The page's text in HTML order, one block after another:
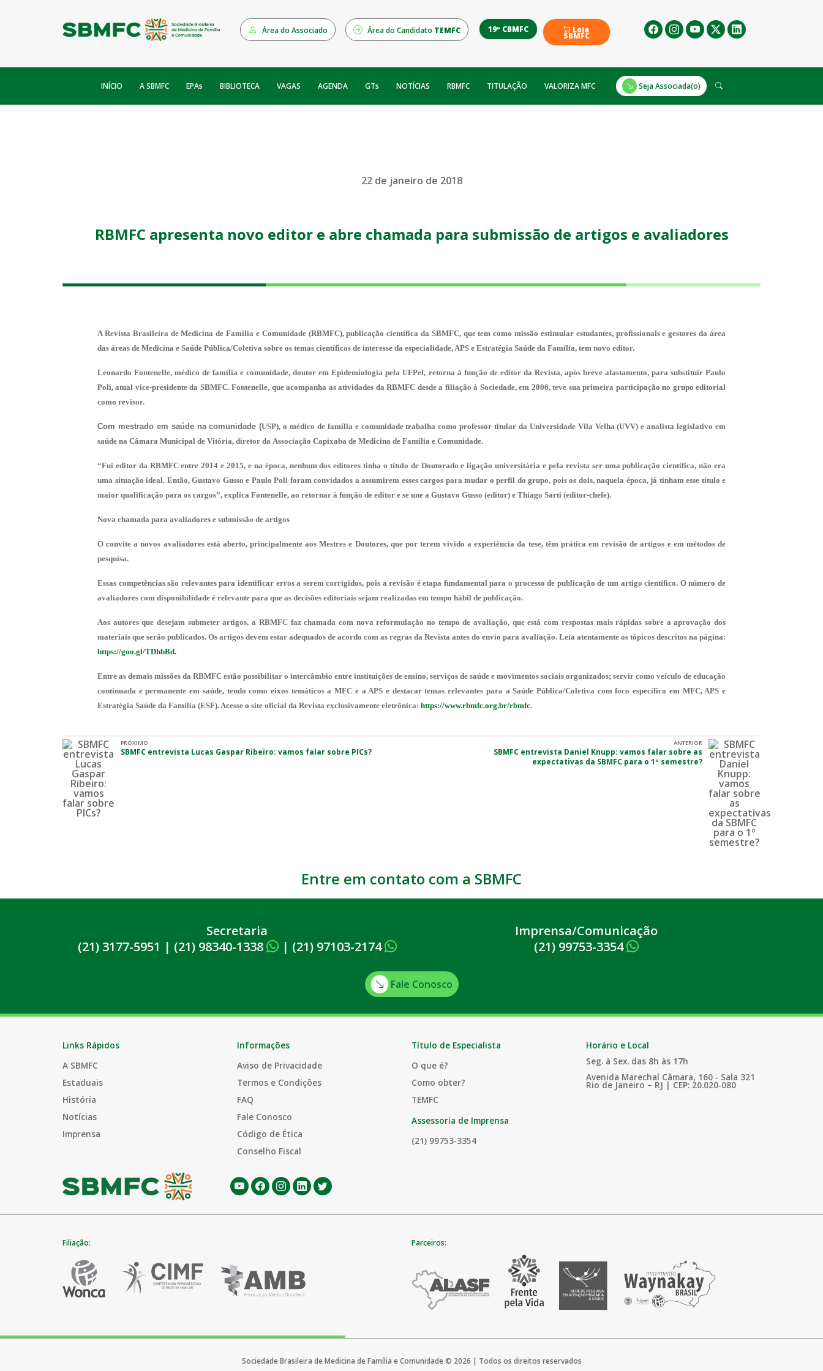
Área do Associado Área do Candidato TEMFC 19º CBMFC Loja
SBMFC
INÍCIO A SBMFC EPAs BIBLIOTECA VAGAS AGENDA GTs NOTÍCIAS RBMFC TITULAÇÃO VALORIZA MFC Seja Associada(o)
22 de janeiro de 2018
RBMFC apresenta novo editor e abre chamada para submissão de artigos e avaliadores
A Revista Brasileira de Medicina de Família e Comunidade (RBMFC), publicação científica da SBMFC, que tem como missão estimular estudantes, profissionais e gestores da área
das áreas de Medicina e Saúde Pública/Coletiva sobre os temas científicos de interesse da especialidade, APS e Estratégia Saúde da Família, tem novo editor.
Leonardo Fontenelle, médico de família e comunidade, doutor em Epidemiologia pela UFPel, retorna à função de editor da Revista, após breve afastamento, para substituir Paulo
Poli, atual vice-presidente da SBMFC. Fontenelle, que acompanha as atividades da RBMFC desde a filiação à Sociedade, em 2006, teve sua primeira participação no grupo editorial
como revisor.
Com mestrado em saúde na comunidade (USP), o médico de família e comunidade trabalha como professor titular da Universidade Vila Velha (UVV) e analista legislativo em
saúde na Câmara Municipal de Vitória, diretor da Associação Capixaba de Medicina de Família e Comunidade.
“Fui editor da RBMFC entre 2014 e 2015, e na época, nenhum dos editores tinha o título de Doutorado e ligação universitária e pela revista ser uma publicação científica, não era
uma situação ideal. Então, Gustavo Gusso e Paulo Poli foram convidados a assumirem esses cargos para mudar o perfil do grupo, pois os dois, naquela época, já tinham esse título e
maior qualificação para os cargos”, explica Fontenelle, ao retornar à função de editor e se une a Gustavo Gusso (editor) e Thiago Sarti (editor-chefe).
Nova chamada para avaliadores e submissão de artigos
O convite a novos avaliadores está aberto, principalmente aos Mestres e Doutores, que por terem vivido a experiência da tese, têm prática em revisão de artigos e em métodos de
pesquisa.
Essas competências são relevantes para identificar erros a serem corrigidos, pois a revisão é etapa fundamental para o processo de publicação de um artigo científico. O número de
avaliadores com disponibilidade é relevante para que as decisões editoriais sejam realizadas em tempo hábil de publicação.
Aos autores que desejam submeter artigos, a RBMFC faz chamada com nova reformulação no tempo de avaliação, que está com respostas mais rápidas sobre a aprovação dos
materiais que serão publicados. Os artigos devem estar adequados de acordo com as regras da Revista antes do envio para avaliação. Leia atentamente os tópicos descritos na página:
https://goo.gl/TDhbBd.
Entre as demais missões da RBMFC estão possibilitar o intercâmbio entre instituições de ensino, serviços de saúde e movimentos sociais organizados; servir como veículo de educação
continuada e permanente em saúde, tendo como eixos temáticos a MFC e a APS e destacar temas relevantes para a Saúde Pública/Coletiva com foco específico em MFC, APS e
Estratégia Saúde da Família (ESF). Acesse o site oficial da Revista exclusivamente eletrônica: https://www.rbmfc.org.br/rbmfc.
PRÓXIMO
SBMFC entrevista Lucas Gaspar Ribeiro: vamos falar sobre PICs?
ANTERIOR
SBMFC entrevista Daniel Knupp: vamos falar sobre as
expectativas da SBMFC para o 1º semestre?
Entre em contato com a SBMFC
Secretaria
(21) 3177-5951 | (21) 98340-1338 | (21) 97103-2174
Imprensa/Comunicação
(21) 99753-3354
Fale Conosco
Links Rápidos
A SBMFC
Estaduais
História
Notícias
Imprensa
Informações
Aviso de Privacidade
Termos e Condições
FAQ
Fale Conosco
Código de Ética
Conselho Fiscal
Título de Especialista
O que é?
Como obter?
TEMFC
Assessoria de Imprensa
(21) 99753-3354
Horário e Local
Seg. à Sex. das 8h às 17h
Avenida Marechal Câmara, 160 - Sala 321
Rio de Janeiro – RJ | CEP: 20.020-080
Filiação: Parceiros:
Sociedade Brasileira de Medicina de Família e Comunidade © 2026 | Todos os direitos reservados